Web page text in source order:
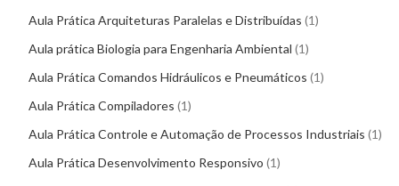
Aula Prática Arquiteturas Paralelas e Distribuídas 1
Aula prática Biologia para Engenharia Ambiental 1
Aula Prática Comandos Hidráulicos e Pneumáticos 1
Aula Prática Compiladores 1
Aula Prática Controle e Automação de Processos Industriais 1
Aula Prática Desenvolvimento Responsivo 1